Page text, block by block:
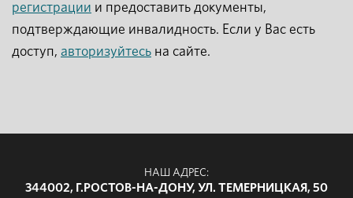
регистрации и предоставить документы,
подтверждающие инвалидность. Если у Вас есть
доступ, авторизуйтесь на сайте.
НАШ АДРЕС:
344002, Г.РОСТОВ-НА-ДОНУ, УЛ. ТЕМЕРНИЦКАЯ, 50